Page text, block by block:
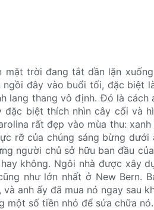
mặt trời đang tắt dần lặn
đây vào buổi tối, đặc biệt
lang thang vô định. Đó là cách
biệt thích nhìn cây cối và
rất đẹp vào mùa thu: xanh
rỡ của chúng sáng bừng dưới
người chủ sở hữu ban đầu
không. Ngôi nhà được xây
như lớn nhất ở New Bern.
anh ấy đã mua nó ngay sau
một số tiền nhỏ để sửa chữa nó.